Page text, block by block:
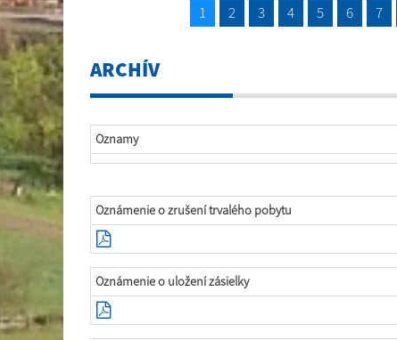
1 2 3 4 5 6 7
ARCHÍV
Oznamy
Oznámenie o zrušení trvalého pobytu
Oznámenie o uložení zásielky